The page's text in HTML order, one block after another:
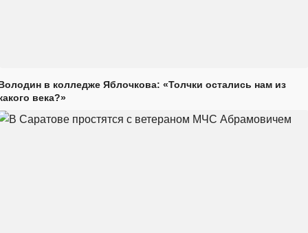
в колледже Яблочкова: «Толчки остались нам из
века?»